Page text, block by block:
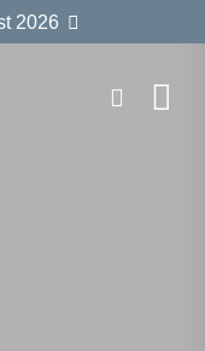
2026